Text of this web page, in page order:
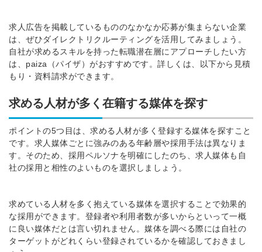
求人広告を掲載しているもののなかなか応募が集まらない企業
は、ぜひダイレクトリクルーティングを活用してみましょう。
自社が求めるスキルを持った転職潜在層にアプローチしたい方
は、paiza（パイザ）がおすすめです。詳しくは、以下から見積
もり・資料請求ができます。
求める人材が多く在籍する媒体を探す
ポイントの5つ目は、求める人材が多く登録する媒体を探すこと
です。求人媒体ごとに強みのある年齢層や採用手法は異なりま
す。そのため、採用ペルソナを明確にしたのち、求人媒体も自
社の採用と相性のよいものを選択しましょう。
求めている人材を多く抱えている媒体を選択することで効果的
な採用ができます。登録者や利用者数が多いからといって一概
に良い媒体だとは言い切れません。媒体を調べる際には自社の
ターゲットがどれくらい登録されているかを確認しておきまし